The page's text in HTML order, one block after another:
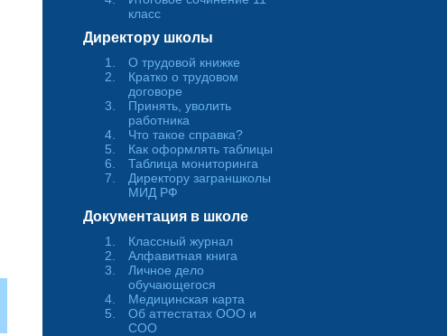
класс
Директору школы
О трудовой книжке
Кратко о трудовом
договоре
Принять, уволить
работника
Что такое справка?
Как оформлять таблицы
Таблица мониторинга
Директору заграншколы
МИД РФ
Документация в школе
Классный журнал
Алфавитная книга
Личное дело
обучающегося
Медицинская карта
Об аттестатах ООО и
СОО